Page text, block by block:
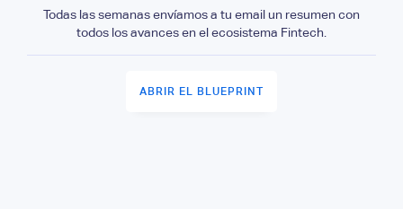
Todas las semanas envíamos a tu email un resumen con
todos los avances en el ecosistema Fintech.
ABRIR EL BLUEPRINT